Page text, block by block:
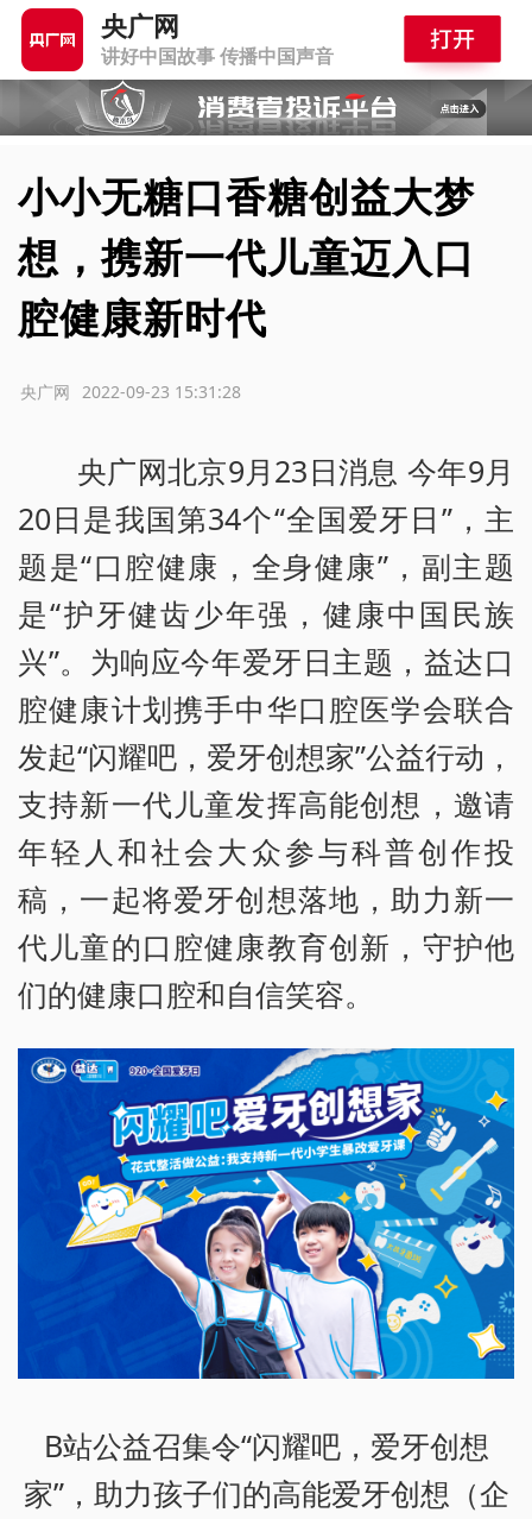
央广网
讲好中国故事 传播中国声音
小小无糖口香糖创益大梦
想，携新一代儿童迈入口
腔健康新时代
2022-09-23 15:31:28
央广网
央广网北京9月23日消息 今年9月
20日是我国第34个“全国爱牙日”，主
题是“口腔健康，全身健康”，副主题
是“护牙健齿少年强，健康中国民族
兴”。为响应今年爱牙日主题，益达口
腔健康计划携手中华口腔医学会联合
发起“闪耀吧，爱牙创想家”公益行动，
支持新一代儿童发挥高能创想，邀请
年轻人和社会大众参与科普创作投
稿，一起将爱牙创想落地，助力新一
代儿童的口腔健康教育创新，守护他
们的健康口腔和自信笑容。
B站公益召集令“闪耀吧，爱牙创想
家”，助力孩子们的高能爱牙创想（企